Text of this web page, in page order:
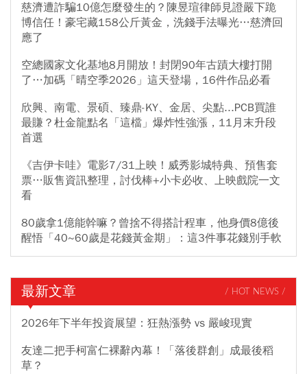
慈濟遭詐騙10億怎麼發生的？陳昱瑄律師見證嚴下跪
博信任！豪宅藏158公斤黃金，洗錢手法曝光…慈濟回
應了
空總國家文化基地8月開放！封閉90年古蹟大樓打開
了…加碼「晴空季2026」這天登場，16件作品必看
欣興、南電、景碩、臻鼎-KY、金居、尖點...PCB買誰
最賺？杜金龍點名「這檔」爆炸性強漲，11月末升段
首選
《吉伊卡哇》電影7/31上映！威秀影城特典、預售套
票…販售資訊整理，討伐棒+小卡必收、上映戲院一文
看
80歲拿1億能幹嘛？曾捨不得搭計程車，他身價8億後
醒悟「40~60歲是花錢黃金期」：這3件事花錢別手軟
最新文章 / HOT NEWS /
2026年下半年投資展望：狂熱漲勢 vs 嚴峻現實
友達二把手柯富仁裸辭內幕！「落後群創」成最後稻
草？